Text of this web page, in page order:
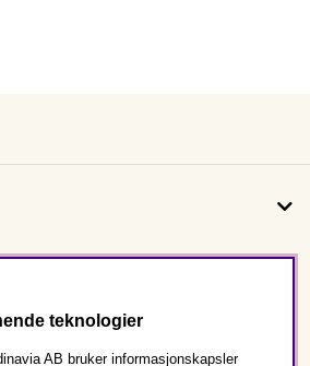
teknologier
AB bruker informasjonskapsler